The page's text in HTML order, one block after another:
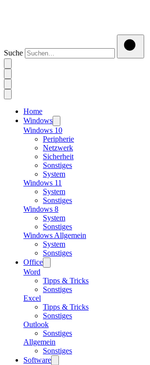
Suche
Home
Windows
Windows 10
Peripherie
Netzwerk
Sicherheit
Sonstiges
System
Windows 11
System
Sonstiges
Windows 8
System
Sonstiges
Windows Allgemein
System
Sonstiges
Office
Word
Tipps & Tricks
Sonstiges
Excel
Tipps & Tricks
Sonstiges
Outlook
Sonstiges
Allgemein
Sonstiges
Software